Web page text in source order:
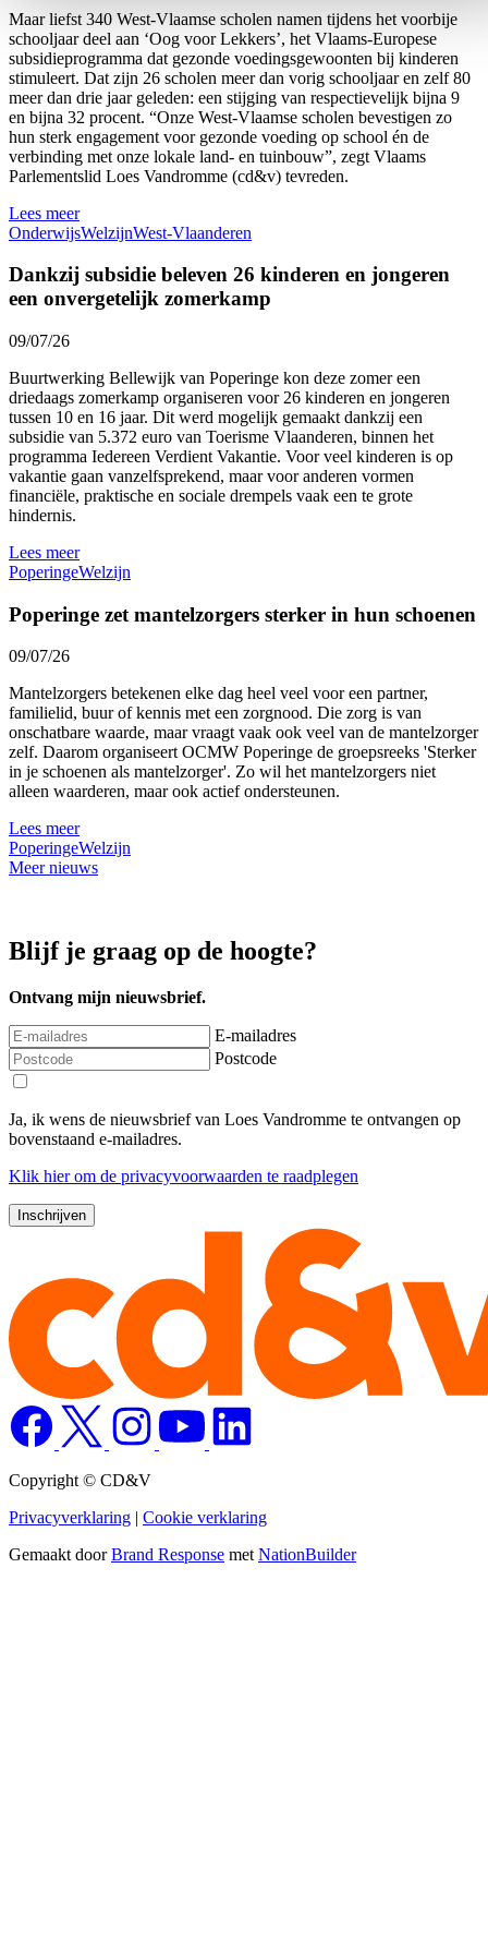
Maar liefst 340 West-Vlaamse scholen namen tijdens het voorbije
schooljaar deel aan ‘Oog voor Lekkers’, het Vlaams-Europese
subsidieprogramma dat gezonde voedingsgewoonten bij kinderen
stimuleert. Dat zijn 26 scholen meer dan vorig schooljaar en zelf 80
meer dan drie jaar geleden: een stijging van respectievelijk bijna 9
en bijna 32 procent. “Onze West-Vlaamse scholen bevestigen zo
hun sterk engagement voor gezonde voeding op school én de
verbinding met onze lokale land- en tuinbouw”, zegt Vlaams
Parlementslid Loes Vandromme (cd&v) tevreden.
Lees meer
OnderwijsWelzijnWest-Vlaanderen
Dankzij subsidie beleven 26 kinderen en jongeren
een onvergetelijk zomerkamp
09/07/26
Buurtwerking Bellewijk van Poperinge kon deze zomer een
driedaags zomerkamp organiseren voor 26 kinderen en jongeren
tussen 10 en 16 jaar. Dit werd mogelijk gemaakt dankzij een
subsidie van 5.372 euro van Toerisme Vlaanderen, binnen het
programma Iedereen Verdient Vakantie. Voor veel kinderen is op
vakantie gaan vanzelfsprekend, maar voor anderen vormen
financiële, praktische en sociale drempels vaak een te grote
hindernis.
Lees meer
PoperingeWelzijn
Poperinge zet mantelzorgers sterker in hun schoenen
09/07/26
Mantelzorgers betekenen elke dag heel veel voor een partner,
familielid, buur of kennis met een zorgnood. Die zorg is van
onschatbare waarde, maar vraagt vaak ook veel van de mantelzorger
zelf. Daarom organiseert OCMW Poperinge de groepsreeks 'Sterker
in je schoenen als mantelzorger'. Zo wil het mantelzorgers niet
alleen waarderen, maar ook actief ondersteunen.
Lees meer
PoperingeWelzijn
Meer nieuws
Blijf je graag op de hoogte?
Ontvang mijn nieuwsbrief.
E-mailadres
Postcode
Ja, ik wens de nieuwsbrief van Loes Vandromme te ontvangen op
bovenstaand e-mailadres.
Klik hierom de privacyvoorwaarden te raadplegen
Copyright © CD&V
Privacyverklaring | Cookie verklaring
Gemaakt doorBrand Response met NationBuilder